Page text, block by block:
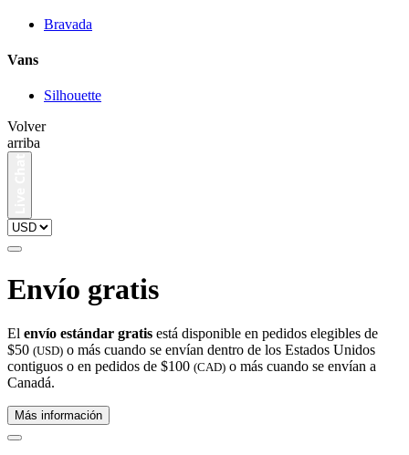
Bravada
Vans
Silhouette
Volver
arriba
Envío gratis
El envío estándar gratis está disponible en pedidos elegibles de
$50 (USD) o más cuando se envían dentro de los Estados Unidos
contiguos o en pedidos de $100 (CAD) o más cuando se envían a
Canadá.
Más información